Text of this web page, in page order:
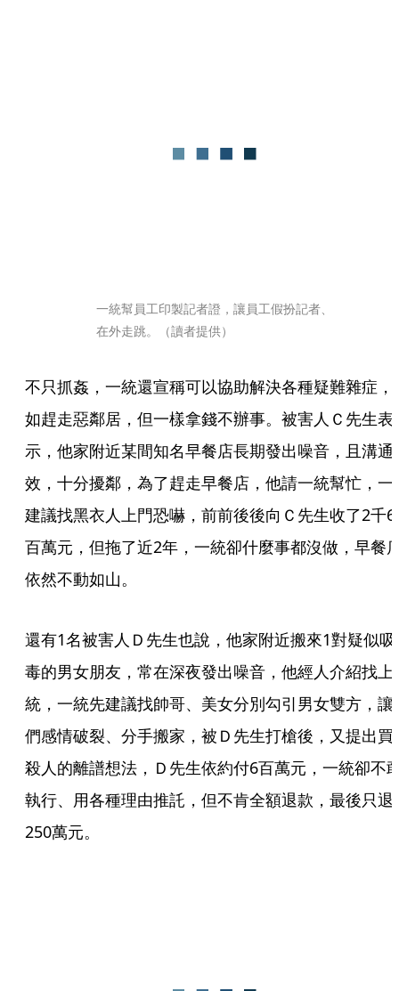
一統幫員工印製記者證，讓員工假扮記者、
在外走跳。（讀者提供）
不只抓姦，一統還宣稱可以協助解決各種疑難雜症，
如趕走惡鄰居，但一樣拿錢不辦事。被害人Ｃ先生表
示，他家附近某間知名早餐店長期發出噪音，且溝通
效，十分擾鄰，為了趕走早餐店，他請一統幫忙，一
建議找黑衣人上門恐嚇，前前後後向Ｃ先生收了2千6
百萬元，但拖了近2年，一統卻什麼事都沒做，早餐
依然不動如山。
還有1名被害人Ｄ先生也說，他家附近搬來1對疑似吸
毒的男女朋友，常在深夜發出噪音，他經人介紹找上
統，一統先建議找帥哥、美女分別勾引男女雙方，讓
們感情破裂、分手搬家，被Ｄ先生打槍後，又提出買
殺人的離譜想法，Ｄ先生依約付6百萬元，一統卻不
執行、用各種理由推託，但不肯全額退款，最後只退
250萬元。